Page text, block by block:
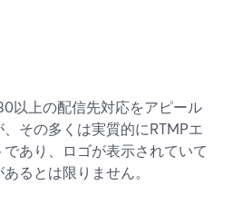
以上の配信先対応をアピール
、その多くは実質的にRTMPエ
であり、ロゴが表示されていて
るとは限りません。